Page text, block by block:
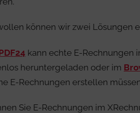
können wir zwei Lösungen
kann echte E-Rechnungen
heruntergeladen oder im
E-Rechnungen erstellen
Sie E-Rechnungen im